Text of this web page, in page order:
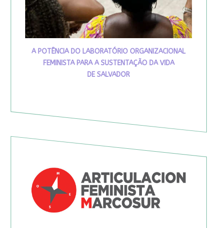
A POTÊNCIA DO LABORATÓRIO ORGANIZACIONAL
FEMINISTA PARA A SUSTENTAÇÃO DA VIDA
DE SALVADOR